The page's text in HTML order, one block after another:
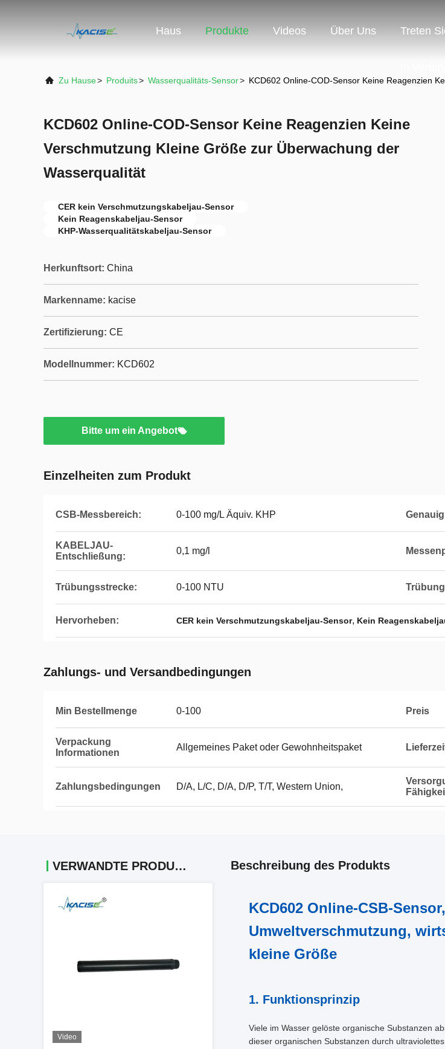
Haus Produkte Videos Über Uns Treten
Zu Hause> Produits> Wasserqualitäts-Sensor> KCD602 Online-COD-Sensor Keine Reagenzien
KCD602 Online-COD-Sensor Keine Reagenzien Keine
Verschmutzung Kleine Größe zur Überwachung der
Wasserqualität
CER kein Verschmutzungskabeljau-Sensor
Kein Reagenskabeljau-Sensor
KHP-Wasserqualitätskabeljau-Sensor
Herkunftsort: China
Markenname: kacise
Zertifizierung: CE
Modellnummer: KCD602
Bitte um ein Angebot
Einzelheiten zum Produkt
CSB-Messbereich: 0-100 mg/L Äquiv. KHP
KABELJAU-
Entschließung:
0,1 mg/l
Trübungsstrecke: 0-100 NTU
Hervorheben: CER kein Verschmutzungskabeljau-Sensor, Kein
Zahlungs- und Versandbedingungen
Min Bestellmenge 0-100 Preis
Verpackung
Informationen
Allgemeines Paket oder Gewohnheitspaket
Zahlungsbedingungen D/A, L/C, D/A, D/P, T/T, Western Union,
VERWANDTE PRODUKTE
Video
Beschreibung des Produkts
KCD602 Online-CSB-
Umweltverschmutzung,
kleine Größe
1. Funktionsprinzip
Viele im Wasser gelöste organische Substanzen
dieser organischen Substanzen durch